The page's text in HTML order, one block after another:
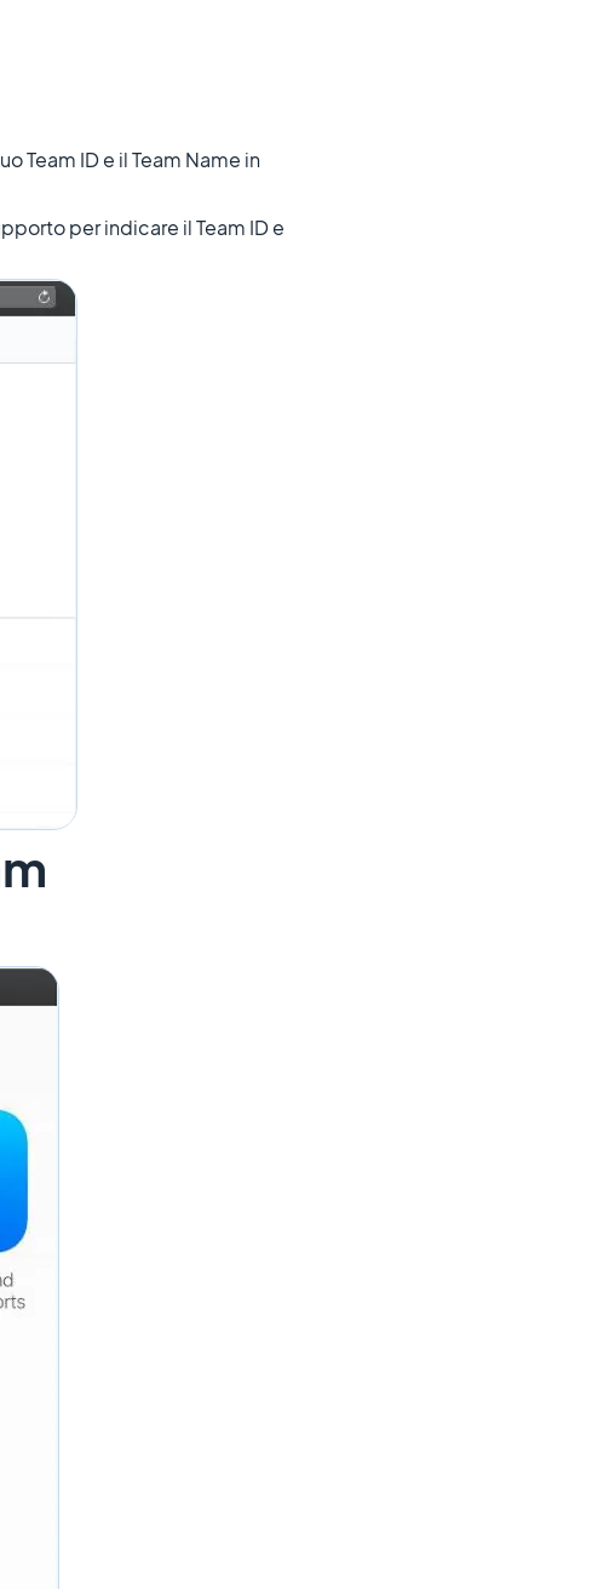
Team ID e il Team Name in
per indicare il Team ID e